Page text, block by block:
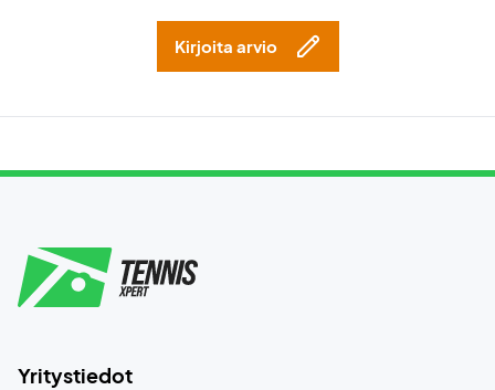
Kirjoita arvio
Yritystiedot